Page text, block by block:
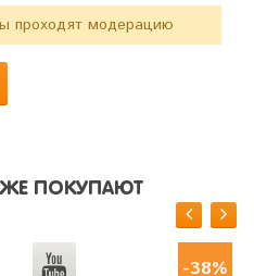
проходят модерацию
ПОКУПАЮТ
-38%